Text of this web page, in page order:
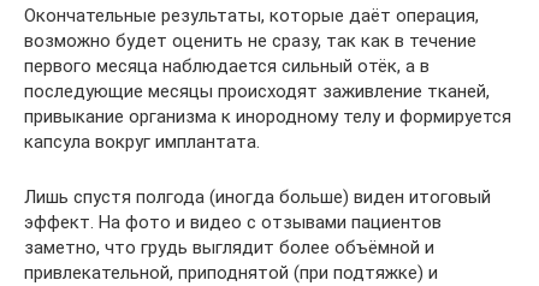
Окончательные результаты, которые даёт операция,
возможно будет оценить не сразу, так как в течение
первого месяца наблюдается сильный отёк, а в
последующие месяцы происходят заживление тканей,
привыкание организма к инородному телу и формируется
капсула вокруг имплантата.
Лишь спустя полгода (иногда больше) виден итоговый
эффект. На фото и видео с отзывами пациентов
заметно, что грудь выглядит более объёмной и
привлекательной, приподнятой (при подтяжке) и